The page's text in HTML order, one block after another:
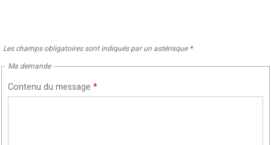
Les champs obligatoires sont indiqués par un astérisque *
Ma demande
Contenu du message *